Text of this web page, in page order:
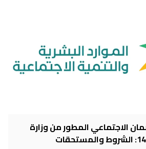
الاجتماعي المطور من وزارة